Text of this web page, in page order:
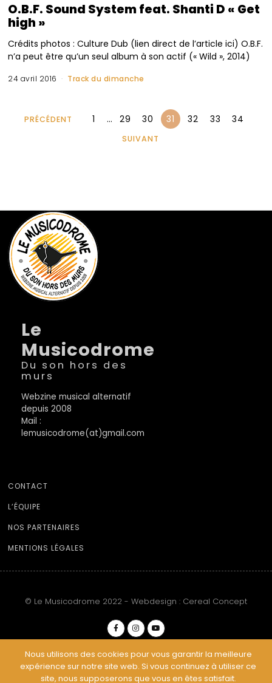
O.B.F. Sound System feat. Shanti D « Get
high »
Crédits photos : Culture Dub (lien direct de l’article ici) O.B.F.
n’a peut être qu’un seul album à son actif (« Wild », 2014)
24 avril 2016 Track du dimanche
PRÉCÉDENT 1 … 29 30 31 32 33 34
SUIVANT
Le
Musicodrome
Du son hors des
murs
Webzine musical alternatif
depuis 2008
Mail :
lemusicodrome(at)gmail.com
CONTACT
L’ÉQUIPE
NOS PARTENAIRES
MENTIONS LÉGALES
© Le Musicodrome 2022 - Webdesign : Cereal Concept
Nous utilisons des cookies pour vous garantir la meilleure
expérience sur notre site web. Si vous continuez à utiliser ce
site, nous supposerons que vous en êtes satisfait.